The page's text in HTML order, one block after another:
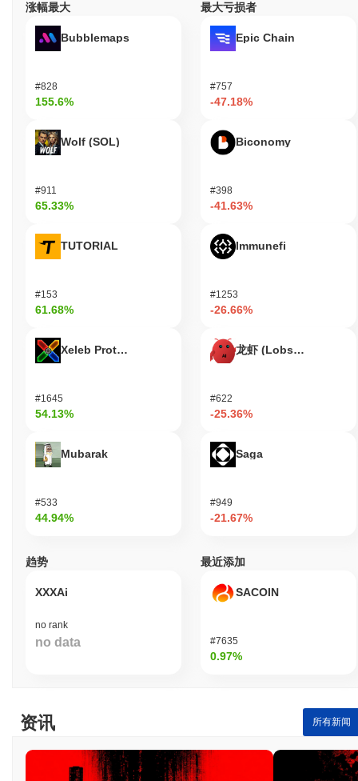
DOGWIF2.0 当前的日交易量是多少?
截至过去24小时,DOGWIF2.0 的交易量为CN¥0.00.
历史最高价(ATH):
DOGWIF2.0 目前的交易价格低于其ATH~99.05%.
在过去7天里,DOGWIF2.0 上涨了 0.00%,表现不及整体加密市场 其
势暂时滞后。
涨幅最大
Bubblemaps
#828
155.6%
Wolf (SOL)
#911
65.33%
TUTORIAL
#153
61.68%
Xeleb Protocol
#1645
54.13%
Mubarak
#533
44.94%
最大亏损者
Epic Chain
#757
-47.18%
Biconomy
#398
-41.63%
Immunefi
#1253
-26.66%
龙虾 (Lobster)
#622
-25.36%
Saga
#949
-21.67%
趋势
XXXAi
no rank
no data
最近添加
SACOIN
#7635
0.97%
资讯 所有新闻